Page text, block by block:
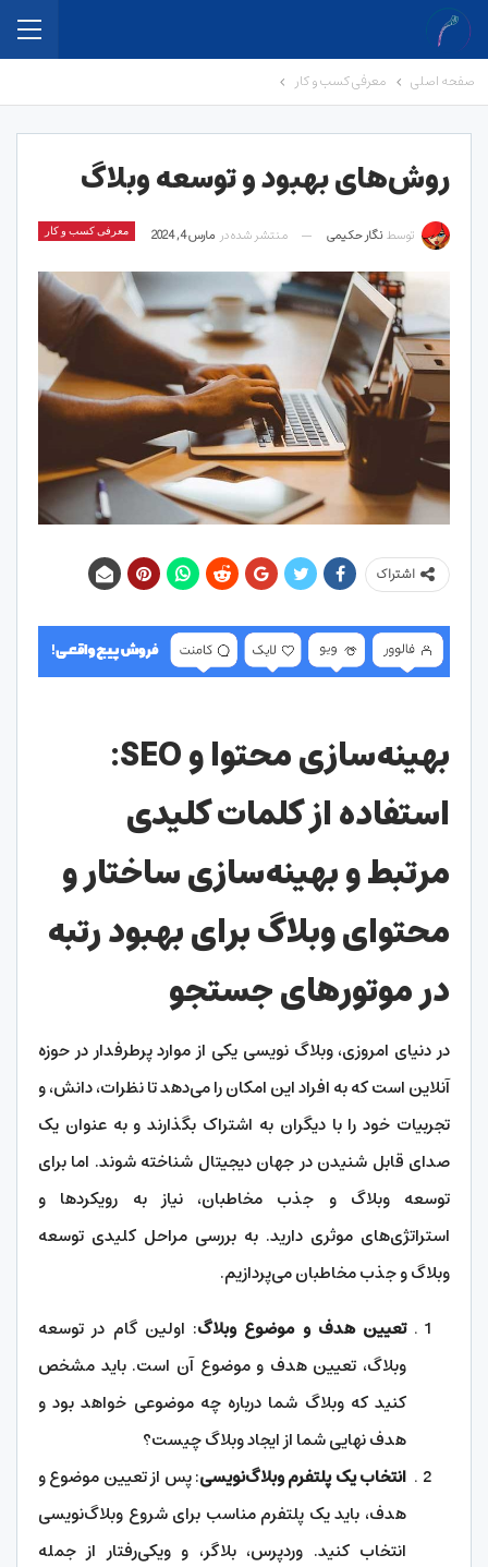
صفحه اصلی معرفی کسب و کار
روش‌های بهبود و توسعه وبلاگ
معرفی کسب و کار توسط نگار حکیمی منتشر شده در مارس 4, 2024
اشتراک
بهینه‌سازی محتوا و SEO:
استفاده از کلمات کلیدی
مرتبط و بهینه‌سازی ساختار و
محتوای وبلاگ برای بهبود رتبه
در موتورهای جستجو
در دنیای امروزی، وبلاگ نویسی یکی از موارد پرطرفدار در حوزه
آنلاین است که به افراد این امکان را می‌دهد تا نظرات، دانش، و
تجربیات خود را با دیگران به اشتراک بگذارند و به عنوان یک
صدای قابل شنیدن در جهان دیجیتال شناخته شوند. اما برای
توسعه وبلاگ و جذب مخاطبان، نیاز به رویکردها و
استراتژی‌های موثری دارید. به بررسی مراحل کلیدی توسعه
وبلاگ و جذب مخاطبان می‌پردازیم.
تعیین هدف و موضوع وبلاگ: اولین گام در توسعه
وبلاگ، تعیین هدف و موضوع آن است. باید مشخص
کنید که وبلاگ شما درباره چه موضوعی خواهد بود و
هدف نهایی شما از ایجاد وبلاگ چیست؟
انتخاب یک پلتفرم وبلاگ‌نویسی: پس از تعیین موضوع و
هدف، باید یک پلتفرم مناسب برای شروع وبلاگ‌نویسی
انتخاب کنید. وردپرس، بلاگر، و ویکی‌‌رفتار از جمله